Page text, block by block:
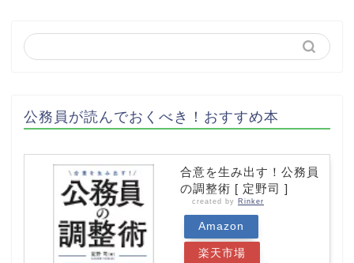
公務員が読んでおくべき！おすすめ本
合意を生み出す！公務員
の調整術 [ 定野司 ]
created by Rinker
Amazon
楽天市場